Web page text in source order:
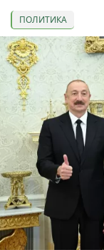
ПОЛИТИКА